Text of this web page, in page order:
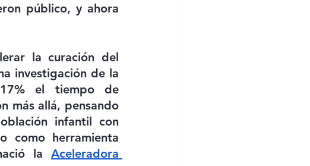
público, y ahora
la curación del
investigación de la
el tiempo de
más allá, pensando
infantil con
como herramienta
la Aceleradora